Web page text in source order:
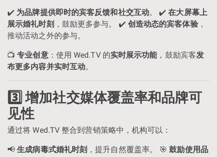
✔️ 为品牌提供即时的宾客反馈和社交互动。 ✔️在大屏幕上
展示婚礼时刻 ，鼓励更多参与。 ✔️ 创造动态的宾客体验，
推动活动之外的参与。
📺专业创意：使用 Wed.TV 的实时展示功能，鼓励宾客发
布更多内容并实时互动。
3️⃣ 增加社交媒体覆盖率和品牌可
见性
通过将 Wed.TV 整合到营销策略中，机构可以：
📢生成病毒式婚礼时刻 ，提升自然覆盖率。 🎯鼓励使用品